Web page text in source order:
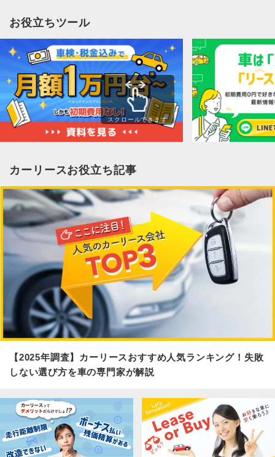
お役立ちツール
スクロールできます
カーリースお役立ち記事
【2025年調査】カーリースおすすめ人気ランキング！失敗
しない選び方を車の専門家が解説